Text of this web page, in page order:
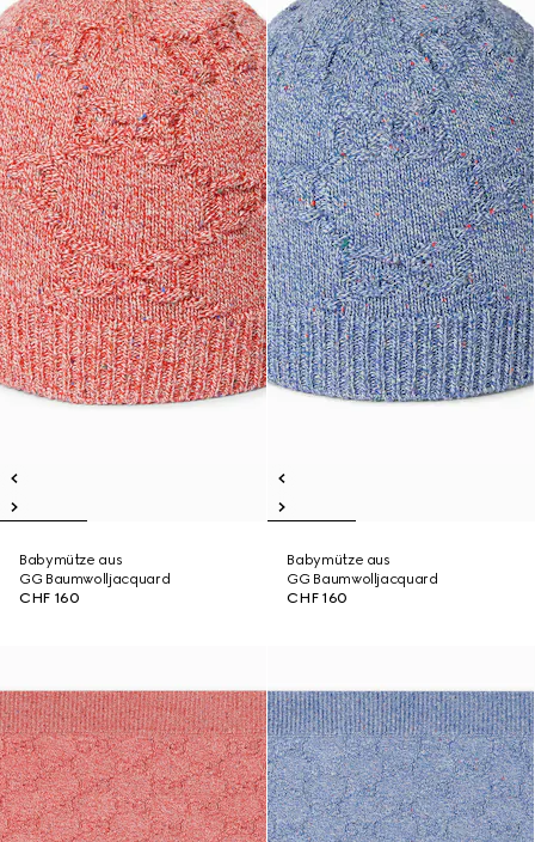
Babymütze aus
GG Baumwolljacquard
CHF 160
Babymütze aus
GG Baumwolljacquard
CHF 160